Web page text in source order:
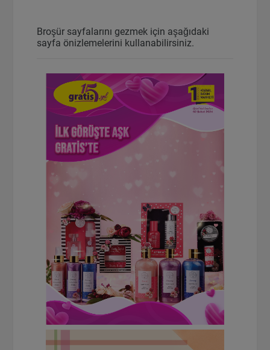
Broşür sayfalarını gezmek için aşağıdaki
sayfa önizlemelerini kullanabilirsiniz.